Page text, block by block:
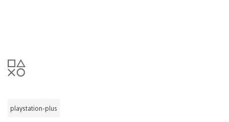
playstation-plus